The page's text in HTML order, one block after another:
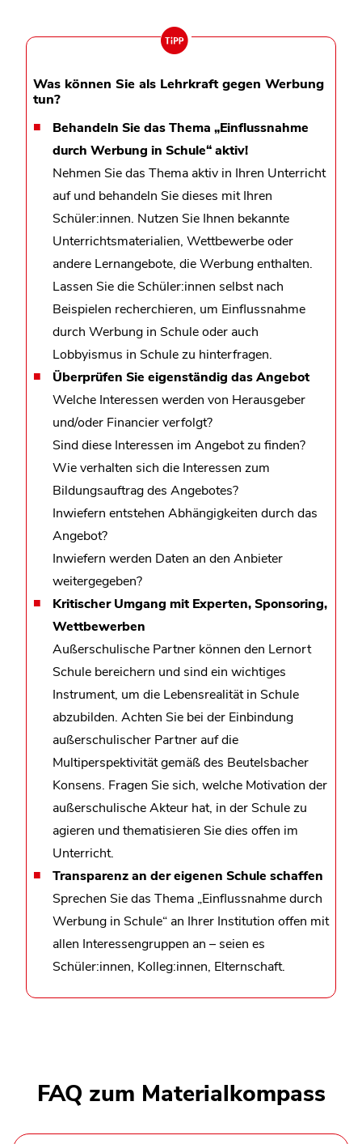
Was können Sie als Lehrkraft gegen Werbung
tun?
Behandeln Sie das Thema „Einflussnahme
durch Werbung in Schule“ aktiv!
Nehmen Sie das Thema aktiv in Ihren Unterricht
auf und behandeln Sie dieses mit Ihren
Schüler:innen. Nutzen Sie Ihnen bekannte
Unterrichtsmaterialien, Wettbewerbe oder
andere Lernangebote, die Werbung enthalten.
Lassen Sie die Schüler:innen selbst nach
Beispielen recherchieren, um Einflussnahme
durch Werbung in Schule oder auch
Lobbyismus in Schule zu hinterfragen.
Überprüfen Sie eigenständig das Angebot
Welche Interessen werden von Herausgeber
und/oder Financier verfolgt?
Sind diese Interessen im Angebot zu finden?
Wie verhalten sich die Interessen zum
Bildungsauftrag des Angebotes?
Inwiefern entstehen Abhängigkeiten durch das
Angebot?
Inwiefern werden Daten an den Anbieter
weitergegeben?
Kritischer Umgang mit Experten, Sponsoring,
Wettbewerben
Außerschulische Partner können den Lernort
Schule bereichern und sind ein wichtiges
Instrument, um die Lebensrealität in Schule
abzubilden. Achten Sie bei der Einbindung
außerschulischer Partner auf die
Multiperspektivität gemäß des Beutelsbacher
Konsens. Fragen Sie sich, welche Motivation der
außerschulische Akteur hat, in der Schule zu
agieren und thematisieren Sie dies offen im
Unterricht.
Transparenz an der eigenen Schule schaffen
Sprechen Sie das Thema „Einflussnahme durch
Werbung in Schule“ an Ihrer Institution offen mit
allen Interessengruppen an – seien es
Schüler:innen, Kolleg:innen, Elternschaft.
FAQ zum Materialkompass